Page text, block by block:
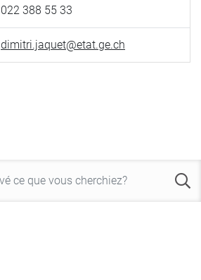
022 388 55 33
dimitri.jaquet@etat.ge.ch